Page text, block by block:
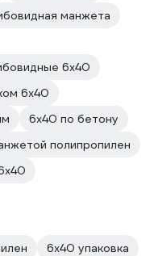
манжета
6х40
6х40
6х40 по бетону
полипропилен
6х40 упаковка